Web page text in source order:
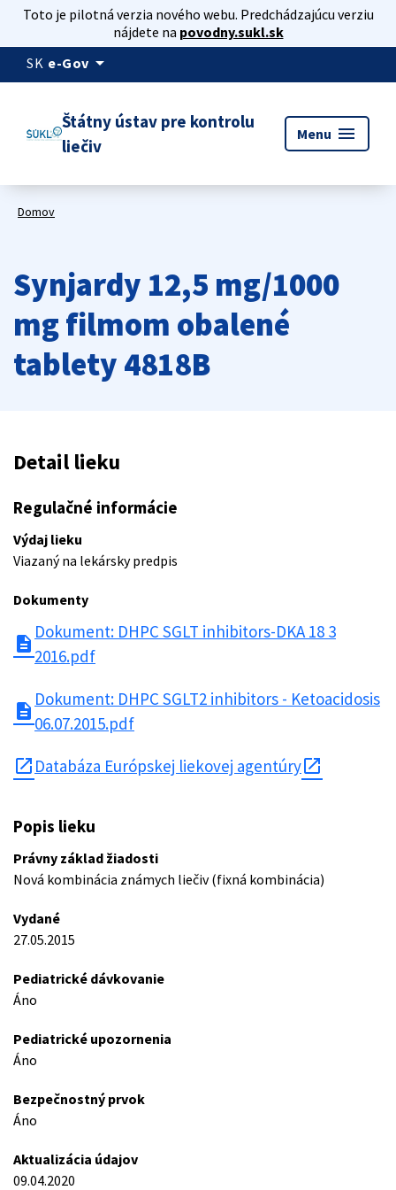
Toto je pilotná verzia nového webu. Predchádzajúcu verziu
nájdete na povodny.sukl.sk
SK e-Gov arrow_drop_down
Štátny ústav pre kontrolu
liečiv
Menu menu
Domov
Synjardy 12,5 mg/1000
mg filmom obalené
tablety 4818B
Detail lieku
Regulačné informácie
Výdaj lieku
Viazaný na lekársky predpis
Dokumenty
description
Dokument: DHPC SGLT inhibitors-DKA 18 3
2016.pdf
description
Dokument: DHPC SGLT2 inhibitors - Ketoacidosis
06.07.2015.pdf
open_in_new Databáza Európskej liekovej agentúry
Popis lieku
Právny základ žiadosti
Nová kombinácia známych liečiv (fixná kombinácia)
Vydané
27.05.2015
Pediatrické dávkovanie
Áno
Pediatrické upozornenia
Áno
Bezpečnostný prvok
Áno
Aktualizácia údajov
09.04.2020